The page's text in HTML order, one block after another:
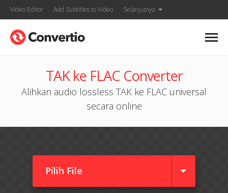
Video Editor Add Subtitles to Video Selanjutnya
TAK ke FLAC Converter
Alihkan audio lossless TAK ke FLAC universal
secara online
Pilih File